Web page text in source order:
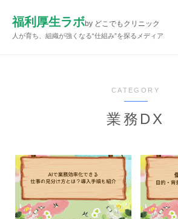
福利厚生ラボby どこでもクリニック
人が育ち、組織が強くなる“仕組み”を探るメディア
CATEGORY
業務DX